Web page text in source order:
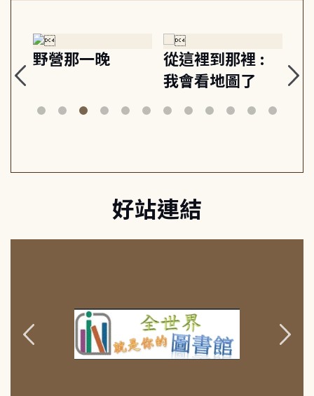
狗探長史丹利和
案
Gracie under
the waves
好站連結